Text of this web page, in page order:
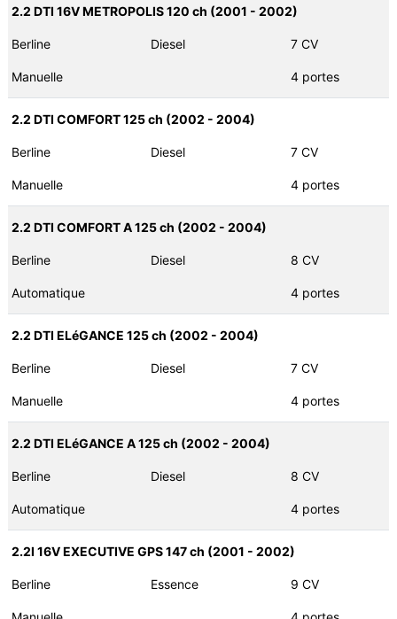
2.2 DTI 16V METROPOLIS 120 ch (2001 - 2002)
Berline Diesel 7 CV
Manuelle 4 portes
2.2 DTI COMFORT 125 ch (2002 - 2004)
Berline Diesel 7 CV
Manuelle 4 portes
2.2 DTI COMFORT A 125 ch (2002 - 2004)
Berline Diesel 8 CV
Automatique 4 portes
2.2 DTI ELéGANCE 125 ch (2002 - 2004)
Berline Diesel 7 CV
Manuelle 4 portes
2.2 DTI ELéGANCE A 125 ch (2002 - 2004)
Berline Diesel 8 CV
Automatique 4 portes
2.2I 16V EXECUTIVE GPS 147 ch (2001 - 2002)
Berline Essence 9 CV